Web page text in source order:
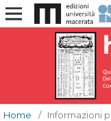
Home / Informazioni